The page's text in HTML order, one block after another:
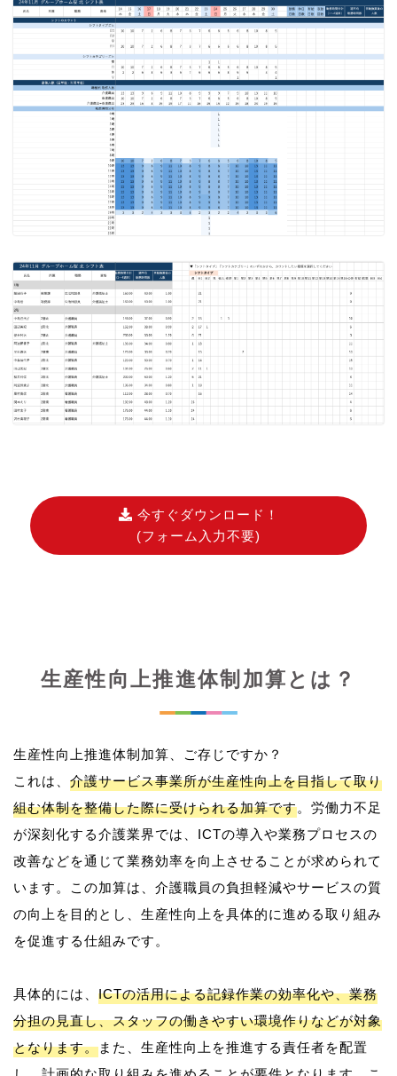
今すぐダウンロード！
(フォーム入力不要)
生産性向上推進体制加算とは？
生産性向上推進体制加算、ご存じですか？
これは、 介護サービス事業所が生産性向上を目指して取り
組む体制を整備した際に受けられる加算です。労働力不足
が深刻化する介護業界では、ICTの導入や業務プロセスの
改善などを通じて業務効率を向上させることが求められて
います。この加算は、介護職員の負担軽減やサービスの質
の向上を目的とし、生産性向上を具体的に進める取り組み
を促進する仕組みです。
具体的には、 ICTの活用による記録作業の効率化や、業務
分担の見直し、スタッフの働きやすい環境作りなどが対象
となります。また、生産性向上を推進する責任者を配置